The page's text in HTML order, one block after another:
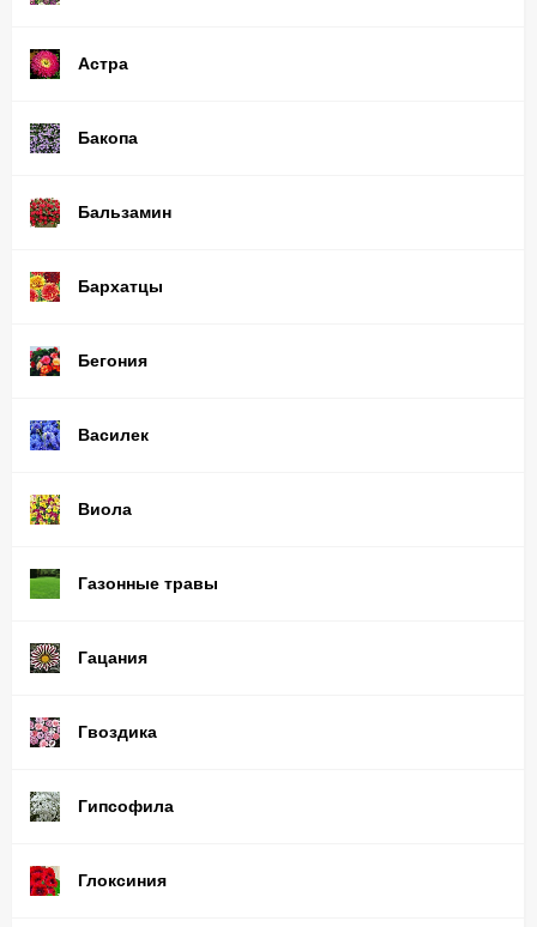
Астра
Бакопа
Бальзамин
Бархатцы
Бегония
Василек
Виола
Газонные травы
Гацания
Гвоздика
Гипсофила
Глоксиния